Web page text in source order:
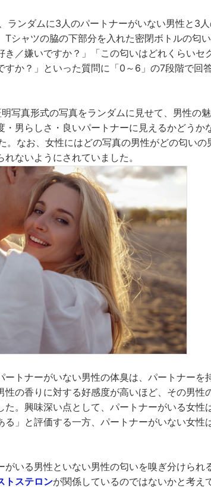
ランダムに3人のパートナーがいない男性と3
Tシャツの脇の下部分を入れた密閉ボトルの匂
き／嫌いですか？」「この匂いはどれくらいセ
か？」といった質問に「0～6」の7段階で回
写真形式の写真をランダムに見せて、男性の
・男らしさ・良いパートナーに見えるかどうか
。なお、女性にはどの写真の男性がどの匂いの
ないようにされていました。
トナーがいない男性の体臭は、パートナーを
性の香りに対する好感度が高いほど、その男性
。興味深い点として、パートナーがいる女性
」と評価する一方、パートナーがいない女性
いる男性といない男性の匂いを嗅ぎ分けられ
トステロンが関係しているのではないかと考え